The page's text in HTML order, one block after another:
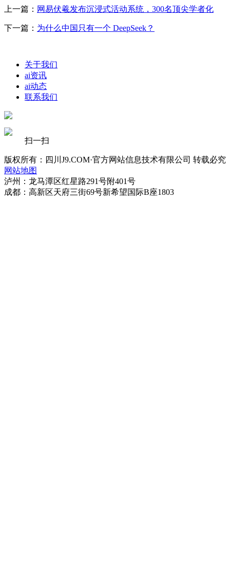
上一篇： 网易伏羲发布沉浸式活动系统，300名顶尖学者化
下一篇： 为什么中国只有一个 DeepSeek？
关于我们
ai资讯
ai动态
联系我们
扫一扫
版权所有：四川J9.COM·官方网站信息技术有限公司 转载必究
网站地图
泸州：龙马潭区红星路291号附401号
成都：高新区天府三街69号新希望国际B座1803